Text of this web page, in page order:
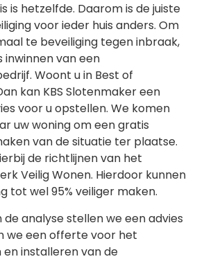
is hetzelfde. Daarom is de juiste
voor ieder huis anders. Om
te beveiliging tegen inbraak,
inwinnen van een
Woont u in Best of
kan KBS Slotenmaker een
voor u opstellen. We komen
uw woning om een gratis
van de situatie ter plaatse.
de richtlijnen van het
Veilig Wonen. Hierdoor kunnen
tot wel 95% veiliger maken.
de analyse stellen we een advies
we een offerte voor het
installeren van de